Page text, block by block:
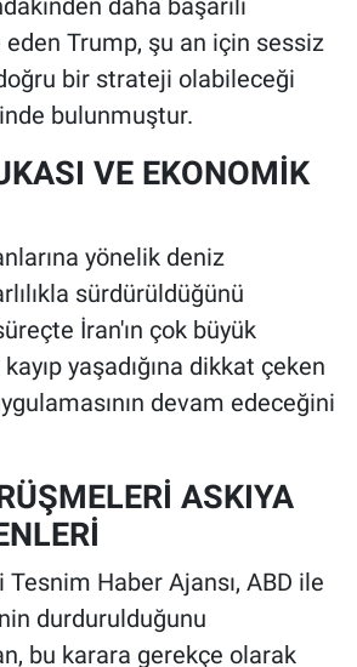
daha başarılı
eden Trump, şu an için sessiz
bir strateji olabileceği
bulunmuştur.
VE EKONOMİK
yönelik deniz
sürdürüldüğünü
İran'ın çok büyük
yaşadığına dikkat çeken
devam edeceğini
ASKIYA
Tesnim Haber Ajansı, ABD ile
durdurulduğunu
bu karara gerekçe olarak